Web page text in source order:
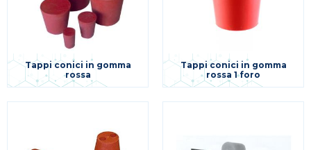
Tappi conici in gomma
rossa
Tappi conici in gomma
rossa 1 foro